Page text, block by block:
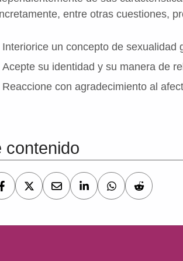
entre otras cuestiones,
Interiorice un concepto de sexualidad
Acepte su identidad y su manera de
Reaccione con agradecimiento al
contenido